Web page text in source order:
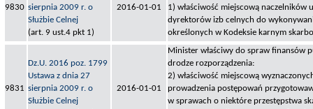
9830 sierpnia 2009 r. o
Służbie Celnej
(art. 9 ust.4 pkt 1)
2016-01-01
1) właściwość miejscową naczelników
dyrektorów izb celnych do
określonych w Kodeksie karnym
9831
Dz.U. 2016 poz. 1799
Ustawa z dnia 27
sierpnia 2009 r. o
Służbie Celnej
2016-01-01
Minister właściwy do spraw finansów
drodze rozporządzenia:
2) właściwość miejscową
prowadzenia postępowań
w sprawach o niektóre przestępstwa